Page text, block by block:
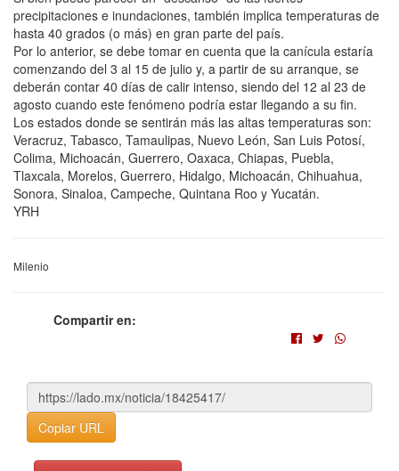
precipitaciones e inundaciones, también implica temperaturas de
hasta 40 grados (o más) en gran parte del país.
Por lo anterior, se debe tomar en cuenta que la canícula estaría
comenzando del 3 al 15 de julio y, a partir de su arranque, se
deberán contar 40 días de calir intenso, siendo del 12 al 23 de
agosto cuando este fenómeno podría estar llegando a su fin.
Los estados donde se sentirán más las altas temperaturas son:
Veracruz, Tabasco, Tamaulipas, Nuevo León, San Luis Potosí,
Colima, Michoacán, Guerrero, Oaxaca, Chiapas, Puebla,
Tlaxcala, Morelos, Guerrero, Hidalgo, Michoacán, Chihuahua,
Sonora, Sinaloa, Campeche, Quintana Roo y Yucatán.
YRH
Milenio
Compartir en:
Copiar URL